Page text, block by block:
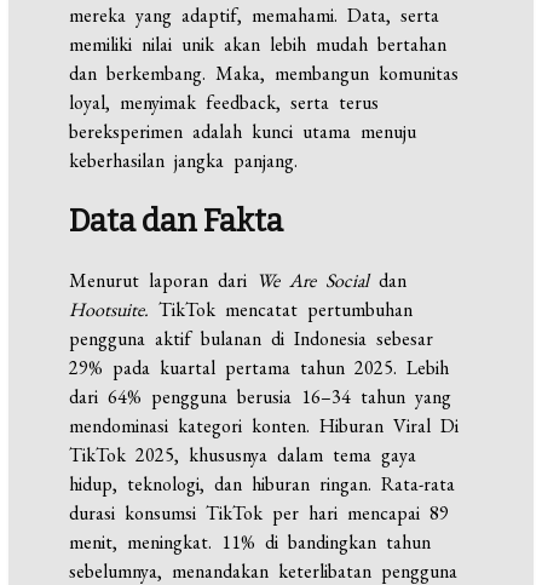
mereka yang adaptif, memahami. Data, serta
memiliki nilai unik akan lebih mudah bertahan
dan berkembang. Maka, membangun komunitas
loyal, menyimak feedback, serta terus
bereksperimen adalah kunci utama menuju
keberhasilan jangka panjang.
Data dan Fakta
Menurut laporan dari We Are Socialdan
Hootsuite. TikTok mencatat pertumbuhan
pengguna aktif bulanan di Indonesia sebesar
29% pada kuartal pertama tahun 2025. Lebih
dari 64% pengguna berusia 16–34 tahun yang
mendominasi kategori konten. Hiburan Viral Di
TikTok 2025, khususnya dalam tema gaya
hidup, teknologi, dan hiburan ringan. Rata-rata
durasi konsumsi TikTok per hari mencapai 89
menit, meningkat. 11% di bandingkan tahun
sebelumnya, menandakan keterlibatan pengguna